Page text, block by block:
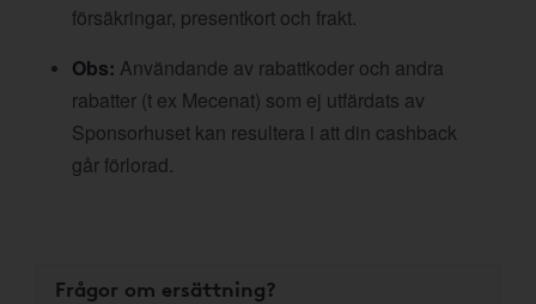
försäkringar, presentkort och frakt.
Obs: Användande av rabattkoder och andra
rabatter (t ex Mecenat) som ej utfärdats av
Sponsorhuset kan resultera i att din cashback
går förlorad.
Frågor om ersättning?